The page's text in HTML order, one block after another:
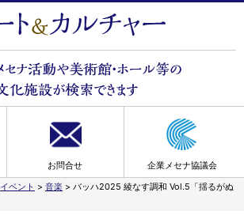
お問合せ
企業メセナ協議会
イベント > 音楽 > バッハ2025 綾なす調和 Vol.5「揺るがぬ